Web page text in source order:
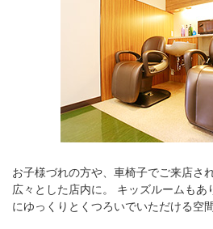
お子様づれの方や、車椅子でご来店さ
広々とした店内に。 キッズルームもあ
にゆっくりとくつろいでいただける空